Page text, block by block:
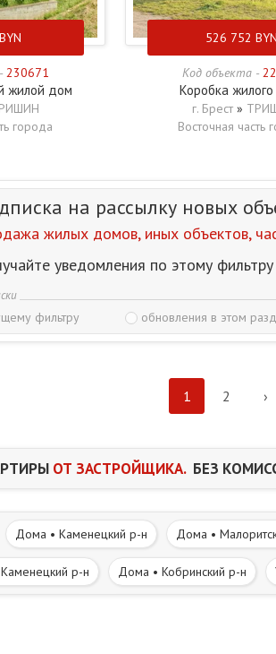
BYN
230671
жилой дом
города
526 752 BYN
Код объекта -
Коробка
г. Брест »
Восточная часть
на рассылку новых
жилых домов, иных объектов,
уведомления по этому
фильтру обновления в этом
1 2 ›
ОТ ЗАСТРОЙЩИКА.БЕЗ
Дома • Каменецкий р-н Дома •
р-н Дома • Кобринский р-н